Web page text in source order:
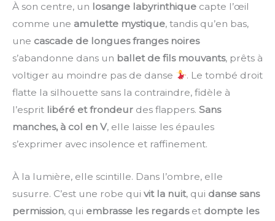
À son centre, un losange labyrinthique capte l’œil
comme une amulette mystique, tandis qu’en bas,
une cascade de longues franges noires
s’abandonne dans un ballet de fils mouvants, prêts à
voltiger au moindre pas de danse
. Le tombé droit
flatte la silhouette sans la contraindre, fidèle à
l’esprit libéré et frondeur des flappers. Sans
manches, à col en V, elle laisse les épaules
s’exprimer avec insolence et raffinement.
À la lumière, elle scintille. Dans l’ombre, elle
susurre. C’est une robe qui vit la nuit, qui danse sans
permission, qui embrasse les regardset dompte les